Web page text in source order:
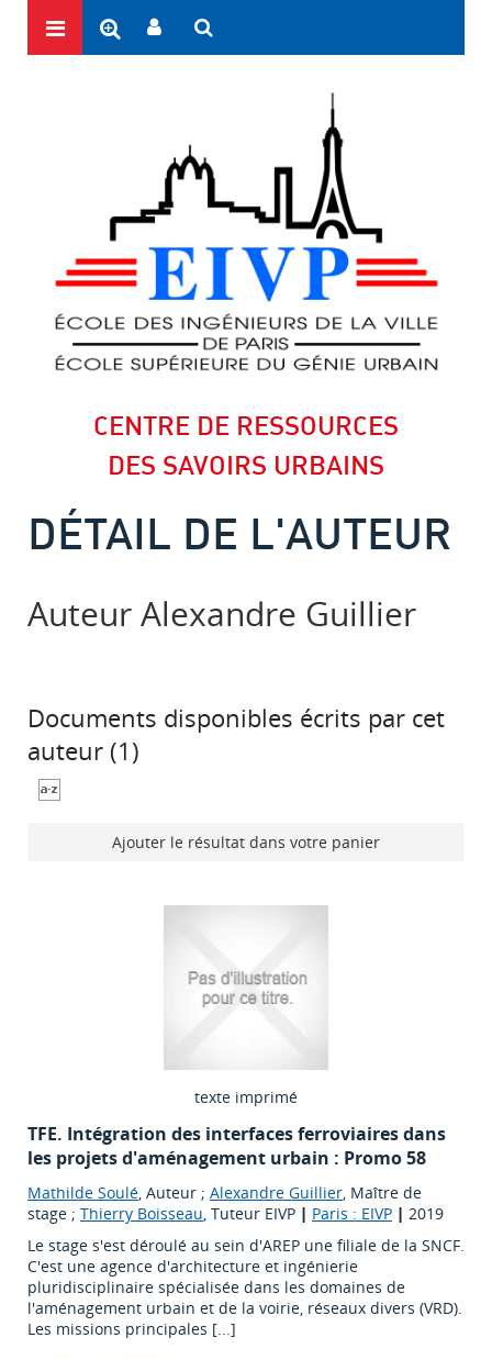
CENTRE DE RESSOURCES
DES SAVOIRS URBAINS
DÉTAIL DE L'AUTEUR
Auteur Alexandre Guillier
Documents disponibles écrits par cet
auteur (1 )
Ajouter le résultat dans votre panier
texte imprimé
TFE. Intégration des interfaces ferroviaires dans
les projets d'aménagement urbain : Promo 58
Mathilde Soulé, Auteur ; Alexandre Guillier, Maître de
stage ; Thierry Boisseau, Tuteur EIVP | Paris : EIVP | 2019
Le stage s'est déroulé au sein d'AREP une filiale de la SNCF.
C'est une agence d'architecture et ingénierie
pluridisciplinaire spécialisée dans les domaines de
l'aménagement urbain et de la voirie, réseaux divers (VRD).
Les missions principales [...]